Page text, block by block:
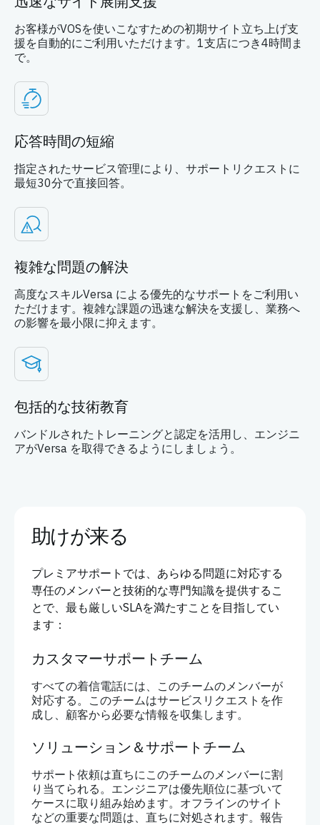
お客様がVOSを使いこなすための初期サイト立ち上げ支
援を自動的にご利用いただけます。1支店につき4時間ま
で。
応答時間の短縮
指定されたサービス管理により、サポートリクエストに
最短30分で直接回答。
複雑な問題の解決
高度なスキルVersa による優先的なサポートをご利用い
ただけます。複雑な課題の迅速な解決を支援し、業務へ
の影響を最小限に抑えます。
包括的な技術教育
バンドルされたトレーニングと認定を活用し、エンジニ
アがVersa を取得できるようにしましょう。
助けが来る
プレミアサポートでは、あらゆる問題に対応する
専任のメンバーと技術的な専門知識を提供するこ
とで、最も厳しいSLAを満たすことを目指してい
ます：
カスタマーサポートチーム
すべての着信電話には、このチームのメンバーが
対応する。このチームはサービスリクエストを作
成し、顧客から必要な情報を収集します。
ソリューション＆サポートチーム
サポート依頼は直ちにこのチームのメンバーに割
り当てられる。エンジニアは優先順位に基づいて
ケースに取り組み始めます。オフラインのサイト
などの重要な問題は、直ちに対処されます。報告